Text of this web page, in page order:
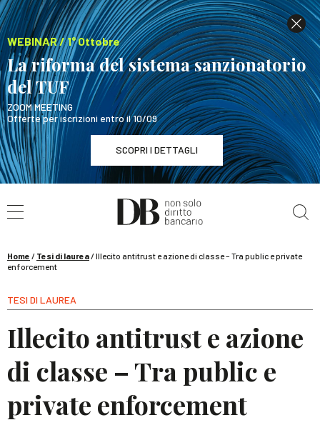
WEBINAR / 1° Ottobre
La riforma del sistema sanzionatorio
del TUF
ZOOM MEETING
Offerte per iscrizioni entro il 10/09
SCOPRI I DETTAGLI
WEBINAR / 1° Ottobre
La riforma del sistema sanzionatorio del TUF
Home / Tesi di laurea/Illecito antitrust e azione di classe – Tra public e private
enforcement
TESI DI LAUREA
Illecito antitrust e azione
di classe – Tra public e
private enforcement